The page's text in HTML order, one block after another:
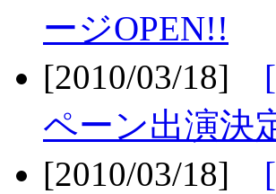
ージOPEN!!
[2010/03/18]
ペーン出演決
[2010/03/18]